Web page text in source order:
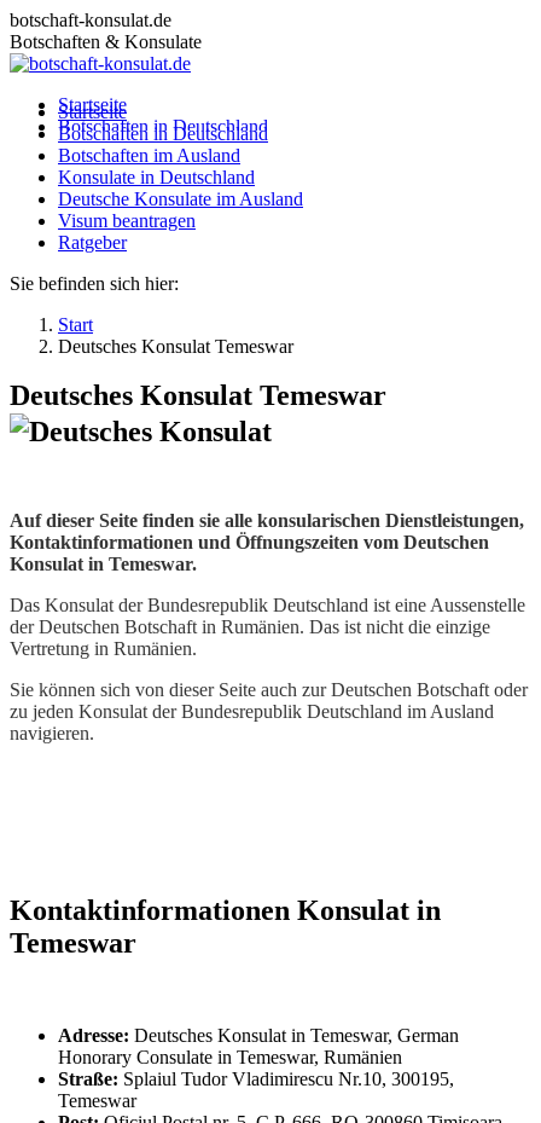
Zum
Inhalt
springen
botschaft-konsulat.de
Botschaften & Konsulate
Startseite
Botschaften in Deutschland
Botschaften im Ausland
Konsulate in Deutschland
Deutsche Konsulate im Ausland
Visum beantragen
Ratgeber
Startseite
Botschaften in Deutschland
Botschaften im Ausland
Konsulate in Deutschland
Deutsche Konsulate im Ausland
Visum beantragen
Ratgeber
Sie befinden sich hier:
Start
Deutsches Konsulat Temeswar
Deutsches Konsulat Temeswar
Auf dieser Seite finden sie alle konsularischen Dienstleistungen,
Kontaktinformationen und Öffnungszeiten vom Deutschen
Konsulat in Temeswar.
Das Konsulat der Bundesrepublik Deutschland ist eine Aussenstelle
der Deutschen Botschaft in Rumänien. Das ist nicht die einzige
Vertretung in Rumänien.
Sie können sich von dieser Seite auch zur Deutschen Botschaft oder
zu jeden Konsulat der Bundesrepublik Deutschland im Ausland
navigieren.
Kontaktinformationen Konsulat in
Temeswar
Adresse: Deutsches Konsulat in Temeswar, German
Honorary Consulate in Temeswar, Rumänien
Straße: Splaiul Tudor Vladimirescu Nr.10, 300195,
Temeswar